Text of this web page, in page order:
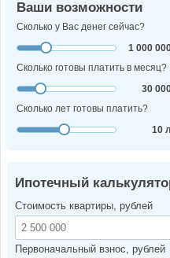
Ваши возможности
Сколько у Вас денег сейчас?
1 000
Сколько готовы платить в месяц?
30
Сколько лет готовы платить?
10
Ипотечный
Стоимость квартиры, рублей
Первоначальный взнос, рублей